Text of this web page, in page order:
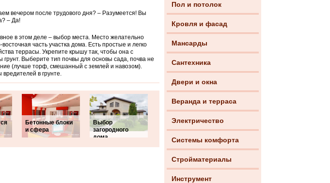
Пол и потолок
Кровля и фасад
Мансарды
Сантехника
Двери и окна
Веранда и терраса
Электричество
Системы комфорта
Стройматериалы
Инструмент
вечером после трудового дня? – Разумеется! Вы
– Да!
в этом деле – выбор места. Место желательно
часть участка дома. Есть простые и легко
террасы. Укрепите крышу так, чтобы она с
Выберите тип почвы для основы сада, почва не
(лучше торф, смешанный с землей и навозом).
вредителей в грунте.
Бетонные блоки
и сфера
Выбор
загородного
дома